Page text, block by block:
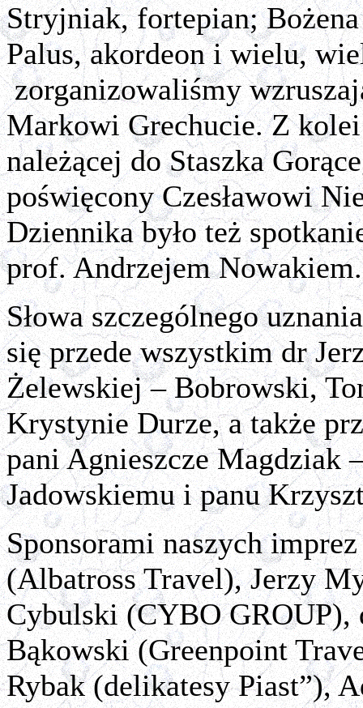
Stryjniak, fortepian;
Palus, akordeon i wielu,
zorganizowaliśmy
Markowi Grechucie. Z
należącej do Staszka
poświęcony Czesławowi
Dziennika było też
prof. Andrzejem Nowakiem.
Słowa szczególnego
się przede wszystkim dr
Żelewskiej – Bobrowski,
Krystynie Durze, a także
pani Agnieszcze Magdziak
Jadowskiemu i panu
Sponsorami naszych
(Albatross Travel), Jerzy
Cybulski (CYBO GROUP),
Bąkowski (Greenpoint
Rybak (delikatesy Piast”),